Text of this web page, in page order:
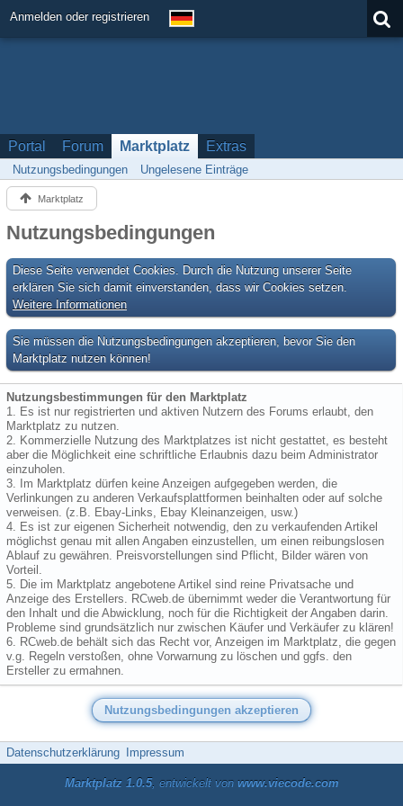
Anmelden oder registrieren
Portal Forum Marktplatz Extras
Nutzungsbedingungen Ungelesene Einträge
Marktplatz
Nutzungsbedingungen
Diese Seite verwendet Cookies. Durch die Nutzung unserer Seite
erklären Sie sich damit einverstanden, dass wir Cookies setzen.
Weitere Informationen
Sie müssen die Nutzungsbedingungen akzeptieren, bevor Sie den
Marktplatz nutzen können!
Nutzungsbestimmungen für den Marktplatz
1. Es ist nur registrierten und aktiven Nutzern des Forums erlaubt, den
Marktplatz zu nutzen.
2. Kommerzielle Nutzung des Marktplatzes ist nicht gestattet, es besteht
aber die Möglichkeit eine schriftliche Erlaubnis dazu beim Administrator
einzuholen.
3. Im Marktplatz dürfen keine Anzeigen aufgegeben werden, die
Verlinkungen zu anderen Verkaufsplattformen beinhalten oder auf solche
verweisen. (z.B. Ebay-Links, Ebay Kleinanzeigen, usw.)
4. Es ist zur eigenen Sicherheit notwendig, den zu verkaufenden Artikel
möglichst genau mit allen Angaben einzustellen, um einen reibungslosen
Ablauf zu gewähren. Preisvorstellungen sind Pflicht, Bilder wären von
Vorteil.
5. Die im Marktplatz angebotene Artikel sind reine Privatsache und
Anzeige des Erstellers. RCweb.de übernimmt weder die Verantwortung für
den Inhalt und die Abwicklung, noch für die Richtigkeit der Angaben darin.
Probleme sind grundsätzlich nur zwischen Käufer und Verkäufer zu klären!
6. RCweb.de behält sich das Recht vor, Anzeigen im Marktplatz, die gegen
v.g. Regeln verstoßen, ohne Vorwarnung zu löschen und ggfs. den
Ersteller zu ermahnen.
Datenschutzerklärung Impressum
Marktplatz 1.0.5, entwickelt von www.viecode.com